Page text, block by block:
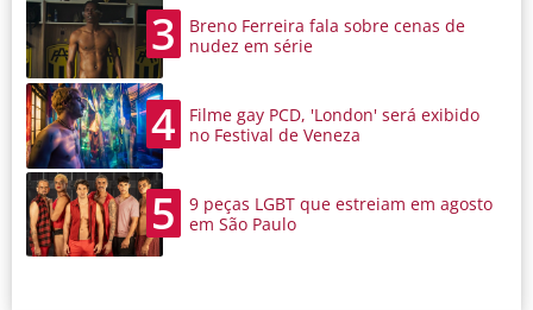
3
Breno Ferreira fala sobre cenas de
nudez em série
4
Filme gay PCD, 'London' será exibido
no Festival de Veneza
5
9 peças LGBT que estreiam em agosto
em São Paulo